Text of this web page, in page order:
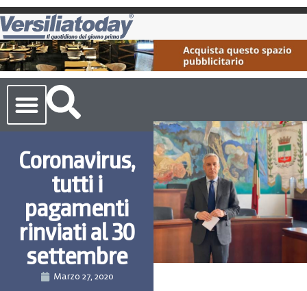
Coronavirus,
tutti i
pagamenti
rinviati al 30
settembre
Marzo 27, 2020